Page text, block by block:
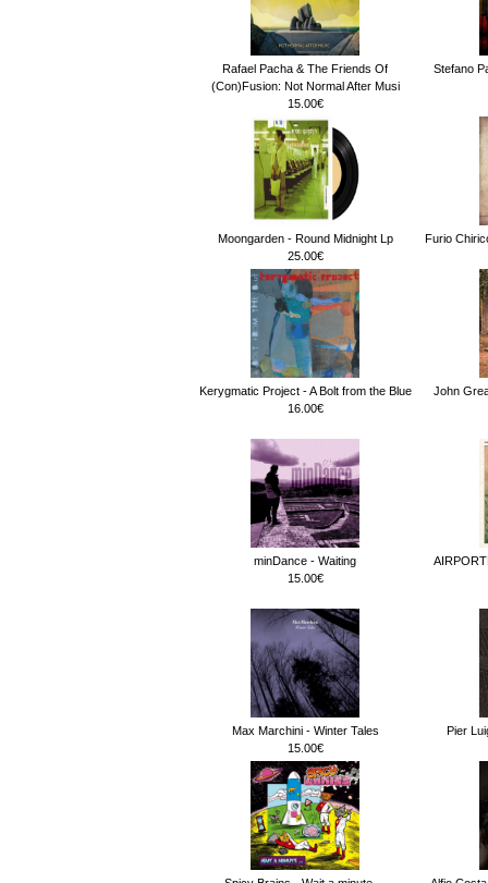
Rafael Pacha & The Friends Of
(Con)Fusion: Not Normal After Musi
15.00€
Stefano
Moongarden - Round Midnight Lp
25.00€
Furio
Kerygmatic Project - A Bolt from the Blue
16.00€
John
minDance - Waiting
15.00€
Max Marchini - Winter Tales
15.00€
Pier